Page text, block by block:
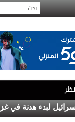
هدنة في غزة